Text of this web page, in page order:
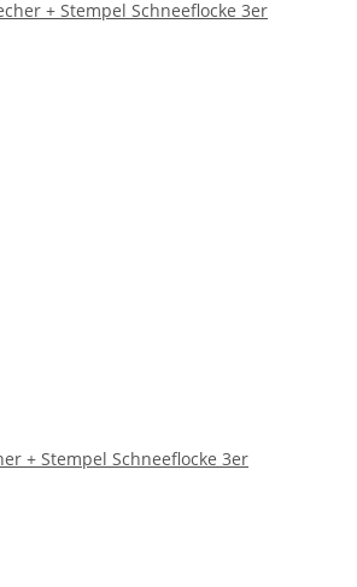
+ Stempel Schneeflocke 3er